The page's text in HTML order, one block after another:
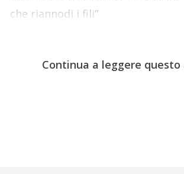
che riannodi i fili”
Continua a leggere